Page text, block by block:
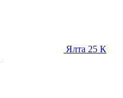
Ялта 25 К